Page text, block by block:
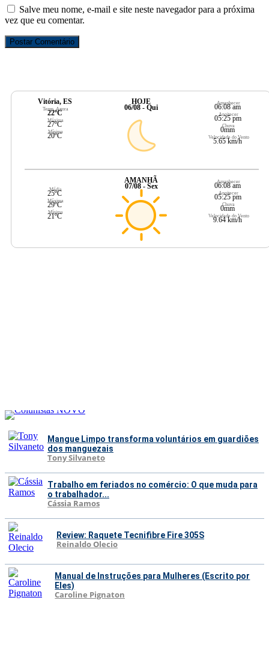
Salve meu nome, e-mail e site neste navegador para a próxima
vez que eu comentar.
Vitória, ES
Temp. Agora
22ºC
Máxima
27ºC
Mínima
20ºC
HOJE
06/08 - Qui
Amanhecer
06:08 am
Anoitecer
05:25 pm
Chuva
0mm
Velocidade do Vento
5.65 km/h
Média
25ºC
Máxima
29ºC
Mínima
21ºC
AMANHÃ
07/08 - Sex
Amanhecer
06:08 am
Anoitecer
05:25 pm
Chuva
0mm
Velocidade do Vento
9.64 km/h
Mangue Limpo transforma voluntários em guardiões
dos manguezais
Tony Silvaneto
Trabalho em feriados no comércio: O que muda para
o trabalhador...
Cássia Ramos
Review: Raquete Tecnifibre Fire 305S
Reinaldo Olecio
Manual de Instruções para Mulheres (Escrito por
Eles)
Caroline Pignaton